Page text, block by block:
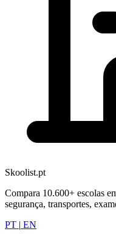
Skoolist.pt
Compara 10.600+ escolas
segurança, transportes,
PT | EN